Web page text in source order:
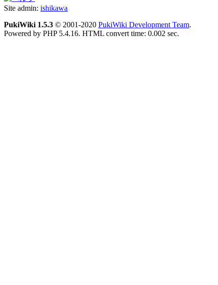
Site admin: ishikawa
PukiWiki 1.5.3 © 2001-2020 PukiWiki Development Team.
Powered by PHP 5.4.16. HTML convert time: 0.002 sec.